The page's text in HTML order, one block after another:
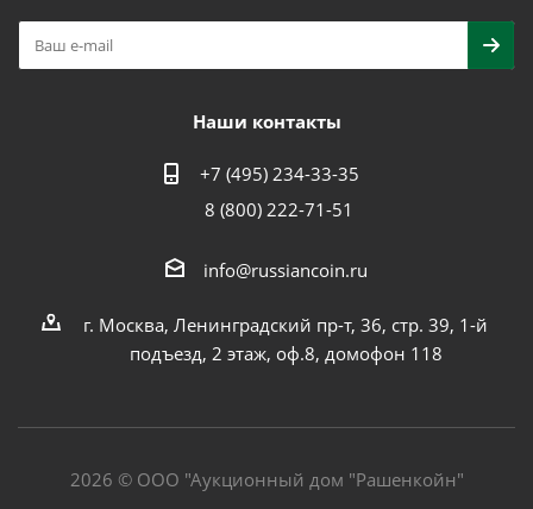
Наши контакты
+7 (495) 234-33-35
8 (800) 222-71-51
info@russiancoin.ru
г. Москва, Ленинградский пр-т, 36, стр. 39, 1-й
подъезд, 2 этаж, оф.8, домофон 118
2026 © ООО "Аукционный дом "Рашенкойн"